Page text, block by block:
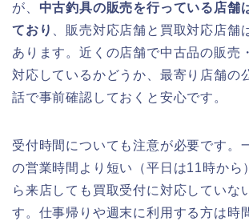
が、 中古釣具の販売を行っている店舗
ており 、販売対応店舗と買取対応店舗
あります。近くの店舗で中古品の販売
対応しているかどうか、最寄り店舗の
話で事前確認しておくと安心です。
受付時間についても注意が必要です。
の営業時間より短い（平日は11時から
ら来店しても買取受付に対応していな
す。仕事帰りや週末に利用する方は時